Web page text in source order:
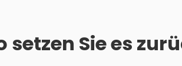
setzen Sie es